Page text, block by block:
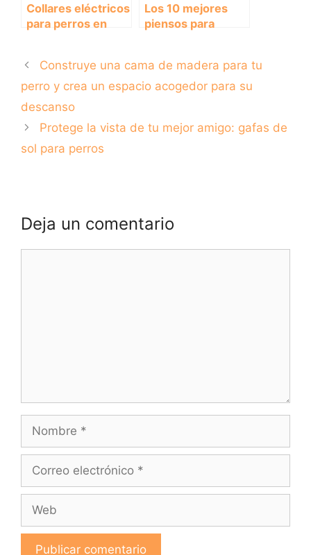
Collares eléctricos
para perros en
cruel?
Los 10 mejores
piensos para
nutrición y salud
Construye una cama de madera para tu
perro y crea un espacio acogedor para su
descanso
Protege la vista de tu mejor amigo: gafas de
sol para perros
Deja un comentario